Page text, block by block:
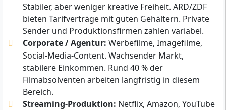
Stabiler, aber weniger kreative Freiheit. ARD/ZDF
bieten Tarifverträge mit guten Gehältern. Private
Sender und Produktionsfirmen zahlen variabel.
Corporate / Agentur: Werbefilme, Imagefilme,
Social-Media-Content. Wachsender Markt,
stabilere Einkommen. Rund 40 % der
Filmabsolventen arbeiten langfristig in diesem
Bereich.
Streaming-Produktion: Netflix, Amazon, YouTube